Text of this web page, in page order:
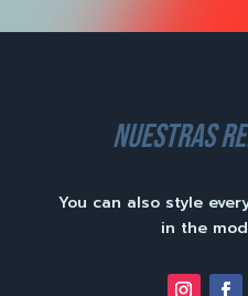
nuestras
You can also style
in the